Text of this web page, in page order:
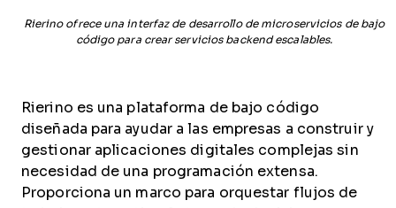
Rierino ofrece una interfaz de desarrollo de microservicios de bajo
código para crear servicios backend escalables.
Rierino es una plataforma de bajo código
diseñada para ayudar a las empresas a construir y
gestionar aplicaciones digitales complejas sin
necesidad de una programación extensa.
Proporciona un marco para orquestar flujos de